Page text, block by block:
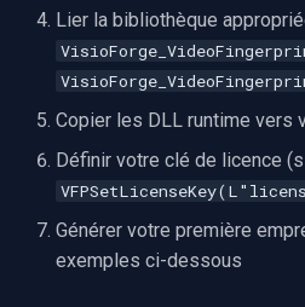
caméras
exécuter
Comprendre les types
Cas d'usage courants
Cas d'usage 1 : détection de
Lier la bibliothèque
Copier les DLL runtime vers
Définir votre clé de licence
Générer votre première
exemples ci-dessous